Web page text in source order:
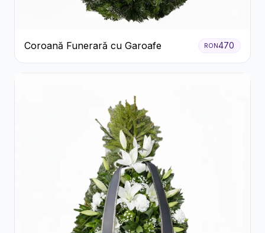
Coroană Funerară cu Garoafe RON470